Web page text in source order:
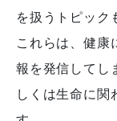
を扱うトピック
これらは、健康
報を発信してし
しくは生命に関